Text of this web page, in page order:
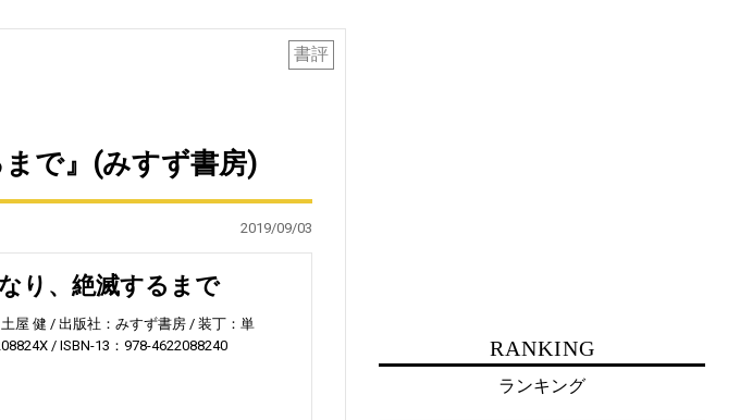
書評
で』(みすず書房)
2019/09/03
り、絶滅するまで
屋 健 出版社：みすず書房
装丁：単
ISBN-13：978-4622088240 RANKING
ランキング